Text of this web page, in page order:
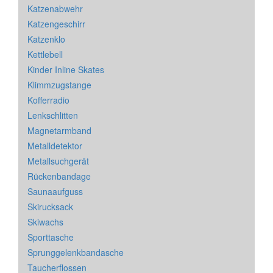
Katzenabwehr
Katzengeschirr
Katzenklo
Kettlebell
Kinder Inline Skates
Klimmzugstange
Kofferradio
Lenkschlitten
Magnetarmband
Metalldetektor
Metallsuchgerät
Rückenbandage
Saunaaufguss
Skirucksack
Skiwachs
Sporttasche
Sprunggelenkbandasche
Taucherflossen